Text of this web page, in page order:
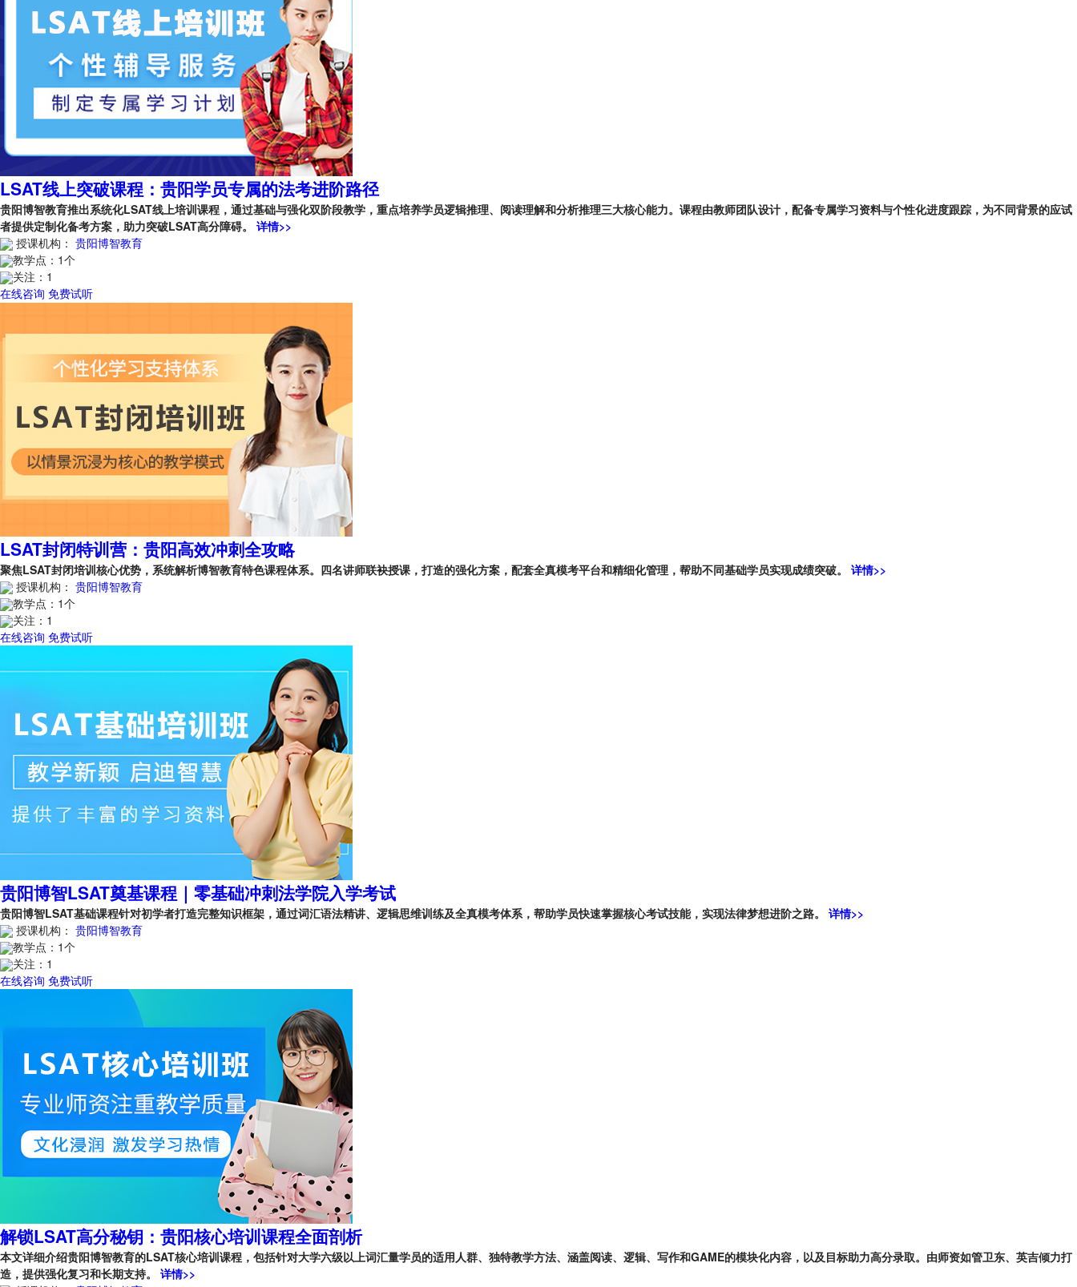
LSAT线上突破课程：贵阳学员专属的法考进阶路径
贵阳博智教育推出系统化LSAT线上培训课程，通过基础与强化双阶段教学，重点培养学员逻辑推理、阅读理解和分析推理三大核心能力。课程由教师团队设计，配备专属学习资料与个性化进度跟踪，为不同背景的应试
者提供定制化备考方案，助力突破LSAT高分障碍。 详情>>
授课机构： 贵阳博智教育
教学点： 1个
关注： 1
在线咨询 免费试听
LSAT封闭特训营：贵阳高效冲刺全攻略
聚焦LSAT封闭培训核心优势，系统解析博智教育特色课程体系。四名讲师联袂授课，打造的强化方案，配套全真模考平台和精细化管理，帮助不同基础学员实现成绩突破。 详情>>
授课机构： 贵阳博智教育
教学点： 1个
关注： 1
在线咨询 免费试听
贵阳博智LSAT奠基课程｜零基础冲刺法学院入学考试
贵阳博智LSAT基础课程针对初学者打造完整知识框架，通过词汇语法精讲、逻辑思维训练及全真模考体系，帮助学员快速掌握核心考试技能，实现法律梦想进阶之路。 详情>>
授课机构： 贵阳博智教育
教学点： 1个
关注： 1
在线咨询 免费试听
解锁LSAT高分秘钥：贵阳核心培训课程全面剖析
本文详细介绍贵阳博智教育的LSAT核心培训课程，包括针对大学六级以上词汇量学员的适用人群、独特教学方法、涵盖阅读、逻辑、写作和GAME的模块化内容，以及目标助力高分录取。由师资如管卫东、英吉倾力打
造，提供强化复习和长期支持。 详情>>